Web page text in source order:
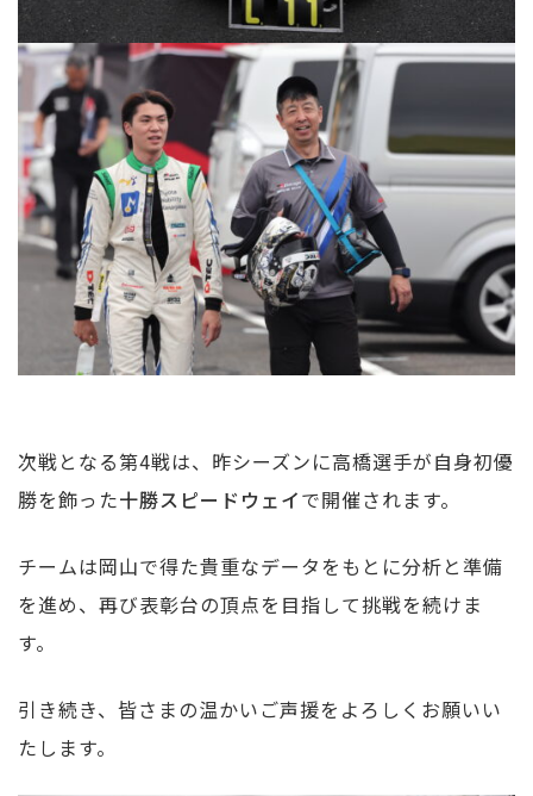
次戦となる第4戦は、昨シーズンに高橋選手が自身初優
勝を飾った十勝スピードウェイで開催されます。
チームは岡山で得た貴重なデータをもとに分析と準備
を進め、再び表彰台の頂点を目指して挑戦を続けま
す。
引き続き、皆さまの温かいご声援をよろしくお願いい
たします。